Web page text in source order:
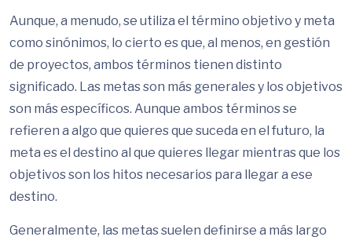
Aunque, a menudo, se utiliza el término objetivo y meta
como sinónimos, lo cierto es que, al menos, en gestión
de proyectos, ambos términos tienen distinto
significado. Las metas son más generales y los objetivos
son más específicos. Aunque ambos términos se
refieren a algo que quieres que suceda en el futuro, la
meta es el destino al que quieres llegar mientras que los
objetivos son los hitos necesarios para llegar a ese
destino.
Generalmente, las metas suelen definirse a más largo